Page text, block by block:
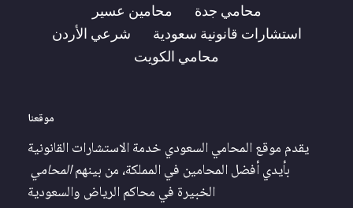
محامي جدة
محامين عسير
استشارات قانونية سعودية
شرعي الأردن
محامي الكويت
موقعنا
يقدم موقع المحامي السعودي خدمة الاستشارات القانونية
بأيدي أفضل المحامين في المملكة، من بينهمالمحامي
الخبيرة في محاكم الرياض والسعودية